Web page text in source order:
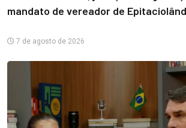
mandato de vereador de
7 de agosto de 2026